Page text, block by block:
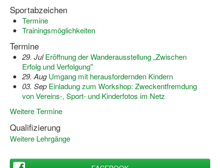
Vereinsentwicklung – Zeig dein Profil
Ferienfreizeiten
Sporthelferforum
Kinder- und Jugendqualifizierung
Kinderschutz im Sport
Sportabzeichen
Termine
Trainingsmöglichkeiten
Termine
29. Jul Eröffnung der Wanderausstellung „Zwischen
Erfolg und Verfolgung"
29. Aug Umgang mit herausfordernden Kindern
03. Sep Einladung zum Workshop: Zweckentfremdung
von Vereins-, Sport- und Kinderfotos im Netz
Weitere Termine
Qualifizierung
Weitere Lehrgänge